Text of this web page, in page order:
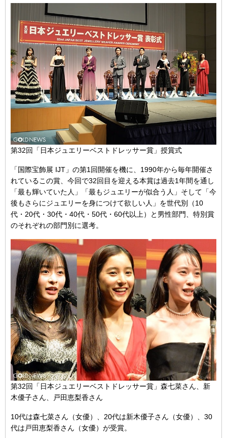
第32回「日本ジュエリーベストドレッサー賞」授賞式
「国際宝飾展 IJT」の第1回開催を機に、1990年から毎年開催さ
れているこの賞、今回で32回目を迎える本賞は過去1年間を通し
「最も輝いていた人」「最もジュエリーが似合う人」そして「今
後もさらにジュエリーを身につけて欲しい人」を世代別（10
代・20代・30代・40代・50代・60代以上）と男性部門、特別賞
のそれぞれの部門別に選考。
第32回「日本ジュエリーベストドレッサー賞」森七菜さん、新
木優子さん、戸田恵梨香さん
10代は森七菜さん（女優）、20代は新木優子さん（女優）、30
代は戸田恵梨香さん（女優）が受賞。